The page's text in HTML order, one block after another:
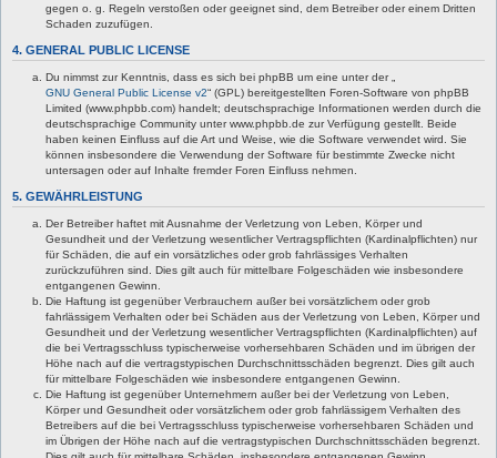
gegen o. g. Regeln verstoßen oder geeignet sind, dem Betreiber oder einem Dritten
Schaden zuzufügen.
4. GENERAL PUBLIC LICENSE
Du nimmst zur Kenntnis, dass es sich bei phpBB um eine unter der „
GNU General Public License v2“ (GPL) bereitgestellten Foren-Software von phpBB
Limited (www.phpbb.com) handelt; deutschsprachige Informationen werden durch die
deutschsprachige Community unter www.phpbb.de zur Verfügung gestellt. Beide
haben keinen Einfluss auf die Art und Weise, wie die Software verwendet wird. Sie
können insbesondere die Verwendung der Software für bestimmte Zwecke nicht
untersagen oder auf Inhalte fremder Foren Einfluss nehmen.
5. GEWÄHRLEISTUNG
Der Betreiber haftet mit Ausnahme der Verletzung von Leben, Körper und
Gesundheit und der Verletzung wesentlicher Vertragspflichten (Kardinalpflichten) nur
für Schäden, die auf ein vorsätzliches oder grob fahrlässiges Verhalten
zurückzuführen sind. Dies gilt auch für mittelbare Folgeschäden wie insbesondere
entgangenen Gewinn.
Die Haftung ist gegenüber Verbrauchern außer bei vorsätzlichem oder grob
fahrlässigem Verhalten oder bei Schäden aus der Verletzung von Leben, Körper und
Gesundheit und der Verletzung wesentlicher Vertragspflichten (Kardinalpflichten) auf
die bei Vertragsschluss typischerweise vorhersehbaren Schäden und im übrigen der
Höhe nach auf die vertragstypischen Durchschnittsschäden begrenzt. Dies gilt auch
für mittelbare Folgeschäden wie insbesondere entgangenen Gewinn.
Die Haftung ist gegenüber Unternehmern außer bei der Verletzung von Leben,
Körper und Gesundheit oder vorsätzlichem oder grob fahrlässigem Verhalten des
Betreibers auf die bei Vertragsschluss typischerweise vorhersehbaren Schäden und
im Übrigen der Höhe nach auf die vertragstypischen Durchschnittsschäden begrenzt.